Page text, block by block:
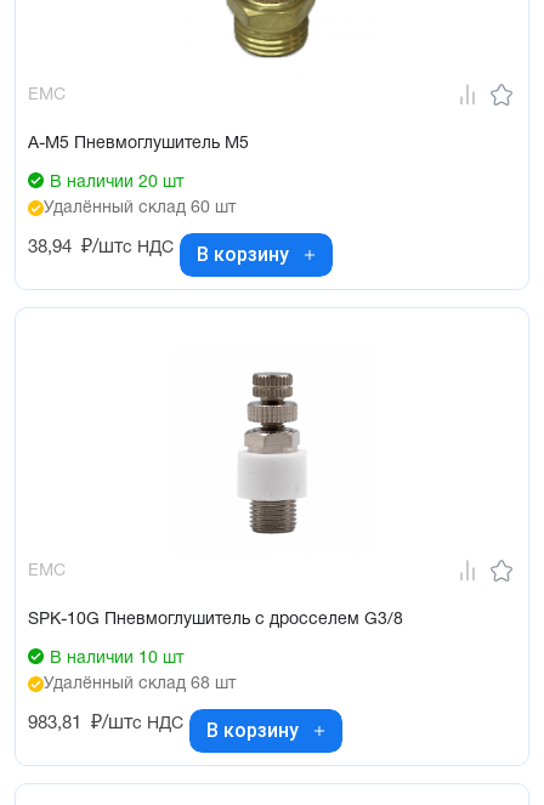
EMC
A-M5 Пневмоглушитель М5
В наличии 20 шт
Удалённый склад 60 шт
38,94 ₽/штс НДС В корзину
EMC
SPK-10G Пневмоглушитель с дросселем G3/8
В наличии 10 шт
Удалённый склад 68 шт
983,81 ₽/штс НДС В корзину